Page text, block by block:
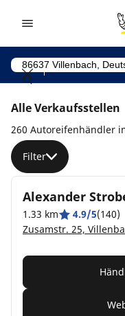
Alle Verkaufsstellen
260 Autoreifenhändler
Filter
Alexander
1.33 km 4.9/5(140)
Zusamstr. 25,